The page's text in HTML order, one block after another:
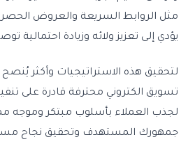
مثل الروابط السريعة والعروض
يؤدي إلى تعزيز ولائه وزيادة احتمالية
لتحقيق هذه الاستراتيجيات وأكثر
تسويق الكتروني محترفة قادرة على
لجذب العملاء بأسلوب مبتكر وموجه
جمهورك المستهدف وتحقيق نجاح